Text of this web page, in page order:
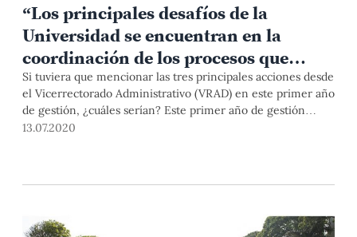
“Los principales desafíos de la
Universidad se encuentran en la
coordinación de los procesos que
atraviesan sus diversas unidades”
Si tuviera que mencionar las tres principales acciones desde
el Vicerrectorado Administrativo (VRAD) en este primer año
de gestión, ¿cuáles serían? Este primer año de gestión
amerita la distinción entre lo realizado antes y después de
13.07.2020